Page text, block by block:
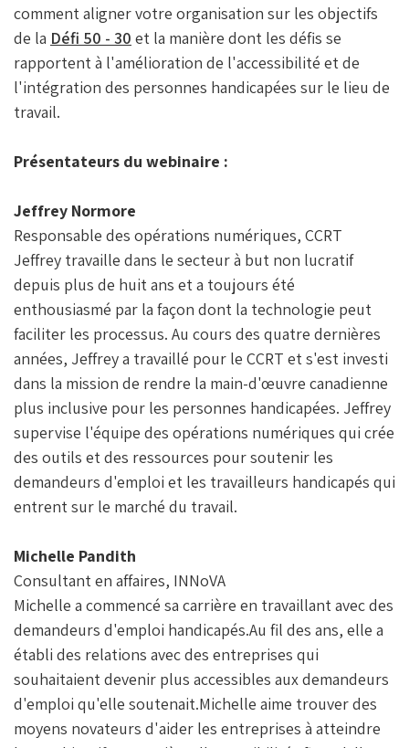
comment aligner votre organisation sur les objectifs
de la Défi 50 - 30 et la manière dont les défis se
rapportent à l'amélioration de l'accessibilité et de
l'intégration des personnes handicapées sur le lieu de
travail.
Présentateurs du webinaire :
Jeffrey Normore
Responsable des opérations numériques, CCRT
Jeffrey travaille dans le secteur à but non lucratif
depuis plus de huit ans et a toujours été
enthousiasmé par la façon dont la technologie peut
faciliter les processus. Au cours des quatre dernières
années, Jeffrey a travaillé pour le CCRT et s'est investi
dans la mission de rendre la main-d'œuvre canadienne
plus inclusive pour les personnes handicapées. Jeffrey
supervise l'équipe des opérations numériques qui crée
des outils et des ressources pour soutenir les
demandeurs d'emploi et les travailleurs handicapés qui
entrent sur le marché du travail.
Michelle Pandith
Consultant en affaires, INNoVA
Michelle a commencé sa carrière en travaillant avec des
demandeurs d'emploi handicapés.Au fil des ans, elle a
établi des relations avec des entreprises qui
souhaitaient devenir plus accessibles aux demandeurs
d'emploi qu'elle soutenait.Michelle aime trouver des
moyens novateurs d'aider les entreprises à atteindre